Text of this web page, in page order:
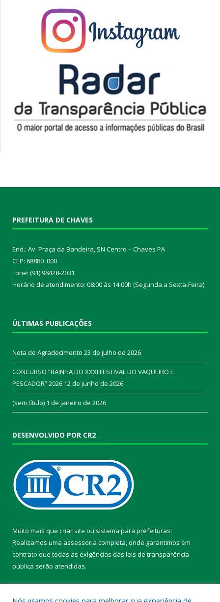
PREFEITURA DE CHAVES
End.: Av. Praça da Bandeira, SN Centro – Chaves PA
CEP: 68880 .000
Fone: (91) 98428-2031
Horário de atendimento: 08:00 às 14:00h (Segunda a Sexta-Feira)
ÚLTIMAS PUBLICAÇÕES
Nota de Agradecimento 23 de julho de 2026
CONCURSO “RAINHA DO XXXI FESTIVAL DO VAQUEIRO E
PESCADOR” 2026 12 de junho de 2026
(sem título) 1 de janeiro de 2026
DESENVOLVIDO POR CR2
Muito mais que criar site ou sistema para prefeituras!
Realizamos uma assessoria completa, onde garantimos em
contrato que todas as exigências das leis de transparência
pública serão atendidas.